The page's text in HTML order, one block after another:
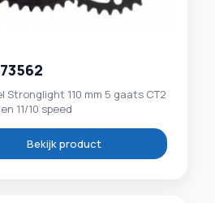
Stronglight 110 mm 5 gaats CT2
11/10 speed
Bekijk product